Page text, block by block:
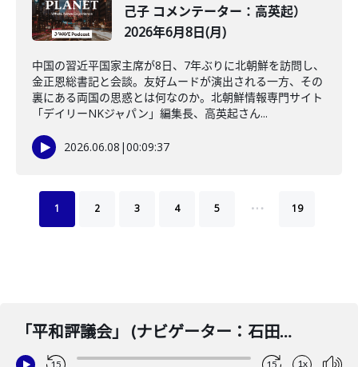
己子 コメンテーター：高英起）
2026年6月8日(月)
中国の習近平国家主席が8日、7年ぶりに北朝鮮を訪問し、
金正恩総書記と会談。友好ムードが演出される一方、その
裏にある両国の思惑とは何なのか。北朝鮮情報専門サイト
「デイリーNKジャパン」編集長、高英起さん...
2026.06.08 |00:09:37
1 2 3 4 5 … 19
「平和評議会」 (ナビゲーター：石田健 コメンテーター：江崎智絵) 2026年1月21日(水)
15 15 1x